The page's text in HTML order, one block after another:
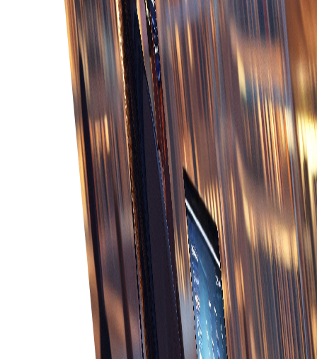
Ταχύτερη εκπλήρωση
Επιταχύνετε την εκτέλεση παραγγελιών
βελτιστοποιώντας τις διαδικασίες και μειώνοντας
τις καθυστερήσεις μέσω ολοκληρωμένων
συστημάτων.
Καλύτερη εξυπηρέτηση πελατών
Παροχή ανώτερης εξυπηρέτησης πελατών με
έγκαιρες ενημερώσεις και ακριβείς πληροφορίες
σχετικά με την κατάσταση της παραγγελίας και την